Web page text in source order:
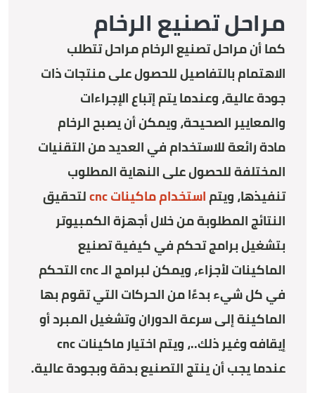
مراحل تصنيع الرخام
كما أن مراحل تصنيع الرخام مراحل تتطلب
الاهتمام بالتفاصيل للحصول على منتجات ذات
جودة عالية، وعندما يتم إتباع الإجراءات
والمعايير الصحيحة، ويمكن أن يصبح الرخام
مادة رائعة للاستخدام في العديد من التقنيات
المختلفة للحصول على النهاية المطلوب
تنفيذها، ويتماستخدام ماكينات cnc
لتحقيق
النتائج المطلوبة من خلال أجهزة الكمبيوتر
بتشغيل برامج تحكم في كيفية تصنيع
الماكينات لأجزاء، ويمكن لبرامج الـ cnc التحكم
في كل شيء بدءًا من الحركات التي تقوم بها
الماكينة إلى سرعة الدوران وتشغيل المبرد أو
إيقافه وغير ذلك..، ويتم اختيار ماكينات cnc
عندما يجب أن ينتج التصنيع بدقة وبجودة عالية.